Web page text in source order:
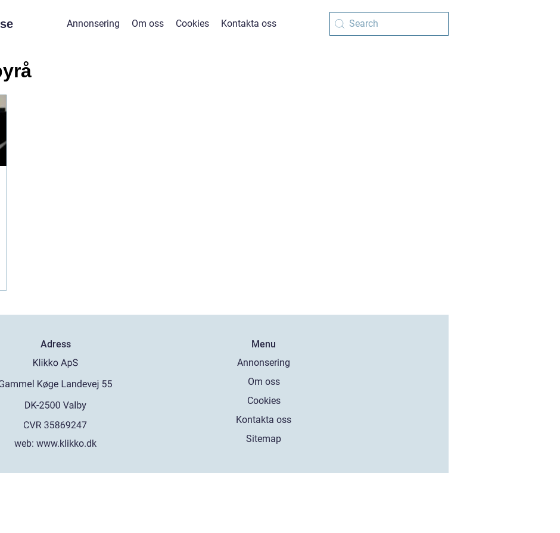
se Annonsering Om oss Cookies Kontakta oss
Adress
web:www.klikko.dk
Menu
Annonsering
Om oss
Cookies
Kontakta oss
Sitemap